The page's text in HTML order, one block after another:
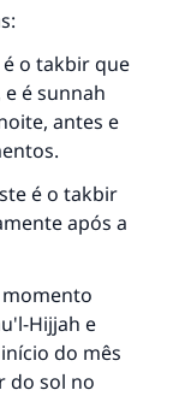
o takbir que
é sunnah
antes e
é o takbir
após a
Hijjah e
do mês
do sol no